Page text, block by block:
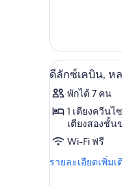
พร้อม
สิ่ง
อำนวย
ความ
สะดวก
สำหรับ
ผู้
กับ
ห้อง
สวี
หลาย
เตียง,
พร้อม
อำนวย
ความ
เปิด
ภาพถ่าย
ทั้งหมด
ของ
ลัก
12
ดีลักซ์เคบิน, ห
พักได้ 7 คน
1 เตียงควีนไ
เตียงสองชั้
Wi-Fi ฟรี
รายละเอียดเพิ่มเ
ราย